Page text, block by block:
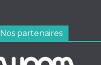
Nos partenaires